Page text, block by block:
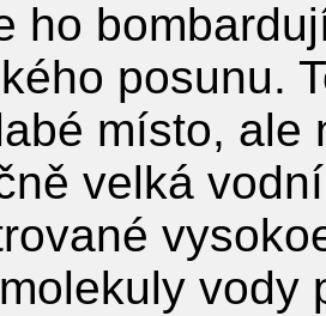
ho
posunu.
místo, ale
velká
vody